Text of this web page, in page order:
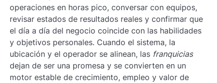
operaciones en horas pico, conversar con equipos,
revisar estados de resultados reales y confirmar que
el día a día del negocio coincide con las habilidades
y objetivos personales. Cuando el sistema, la
ubicación y el operador se alinean, las franquicias
dejan de ser una promesa y se convierten en un
motor estable de crecimiento, empleo y valor de